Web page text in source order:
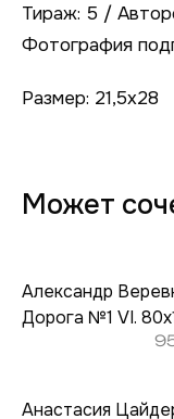
Тираж: 5 /
Фотография
Размер: 21,5х28
Может
Александр
Дорога №1 VI.
Анастасия